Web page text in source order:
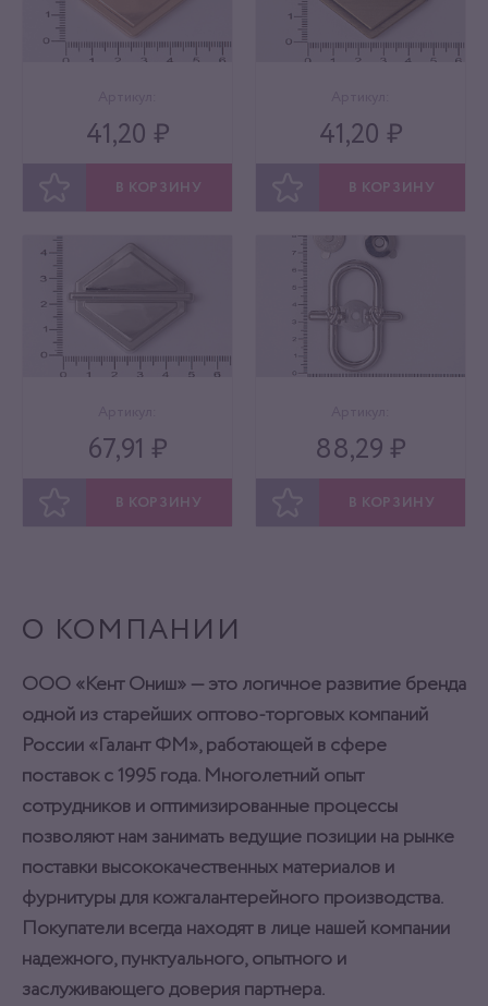
41,20 ₽
В КОРЗИНУ
41,20 ₽
В КОРЗИНУ
67,91 ₽
В КОРЗИНУ
88,29 ₽
В КОРЗИНУ
О КОМПАНИИ
ООО «Кент Ониш» — это логичное развитие бренда
одной из старейших оптово-торговых компаний
России «Галант ФМ», работающей в сфере
поставок с 1995 года. Многолетний опыт
сотрудников и оптимизированные процессы
позволяют нам занимать ведущие позиции на рынке
поставки высококачественных материалов и
фурнитуры для кожгалантерейного производства.
Покупатели всегда находят в лице нашей компании
надежного, пунктуального, опытного и
заслуживающего доверия партнера.